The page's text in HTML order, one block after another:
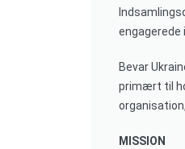
engagerede
Bevar
primært til
MISSION